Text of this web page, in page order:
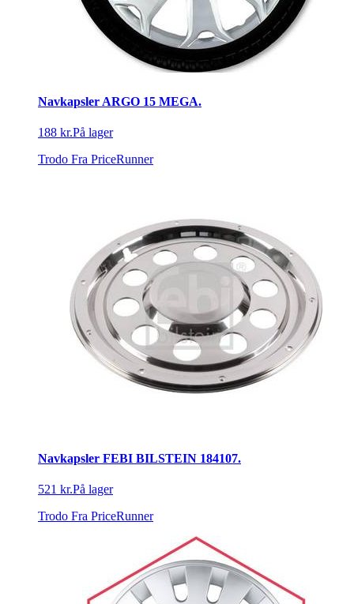
Navkapsler ARGO 15 MEGA.
188 kr.På lager
Trodo Fra PriceRunner
Navkapsler FEBI BILSTEIN 184107.
521 kr.På lager
Trodo Fra PriceRunner